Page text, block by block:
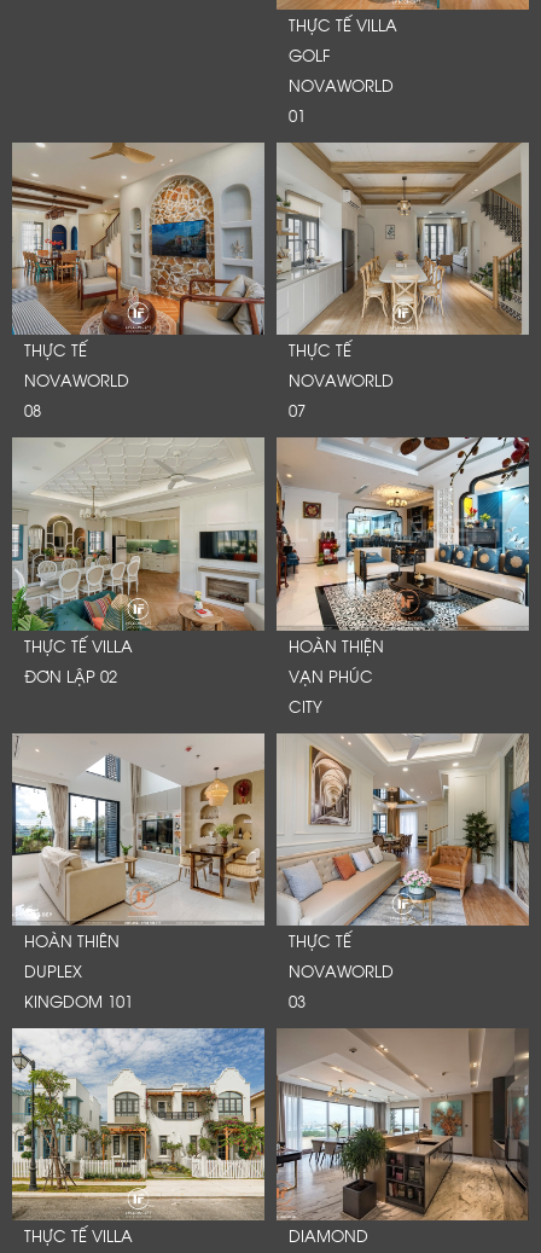
THỰC TẾ VILLA
GOLF
NOVAWORLD
01
THỰC TẾ
NOVAWORLD
08
THỰC TẾ
NOVAWORLD
07
THỰC TẾ VILLA
ĐƠN LẬP 02
HOÀN THIỆN
VẠN PHÚC
CITY
HOÀN THIÊN
DUPLEX
KINGDOM 101
THỰC TẾ
NOVAWORLD
03
THỰC TẾ VILLA
DIAMOND